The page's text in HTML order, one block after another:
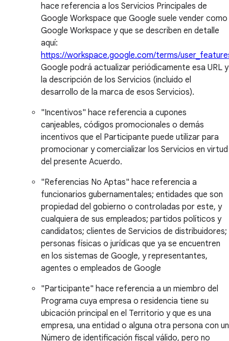
hace referencia a los Servicios Principales de
Google Workspace que Google suele vender como
Google Workspace y que se describen en detalle
aquí:
https://workspace.google.com/terms/
Google podrá actualizar periódicamente esa URL y
la descripción de los Servicios (incluido el
desarrollo de la marca de esos Servicios).
"Incentivos" hace referencia a cupones
canjeables, códigos promocionales o demás
incentivos que el Participante puede utilizar para
promocionar y comercializar los Servicios en virtud
del presente Acuerdo.
"Referencias No Aptas" hace referencia a
funcionarios gubernamentales; entidades que son
propiedad del gobierno o controladas por este, y
cualquiera de sus empleados; partidos políticos y
candidatos; clientes de Servicios de distribuidores;
personas físicas o jurídicas que ya se encuentren
en los sistemas de Google, y representantes,
agentes o empleados de Google
"Participante" hace referencia a un miembro del
Programa cuya empresa o residencia tiene su
ubicación principal en el Territorio y que es una
empresa, una entidad o alguna otra persona con un
Número de identificación fiscal válido, pero no